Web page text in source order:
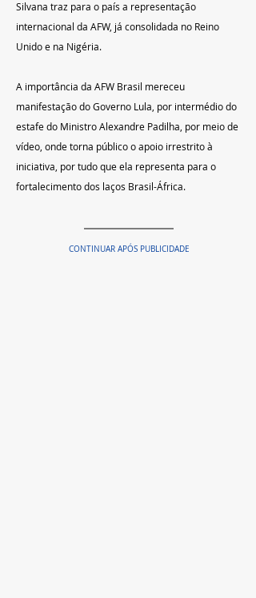
Silvana traz para o país a representação
internacional da AFW, já consolidada no Reino
Unido e na Nigéria.
A importância da AFW Brasil mereceu
manifestação do Governo Lula, por intermédio do
estafe do Ministro Alexandre Padilha, por meio de
vídeo, onde torna público o apoio irrestrito à
iniciativa, por tudo que ela representa para o
fortalecimento dos laços Brasil-África.
CONTINUAR APÓS PUBLICIDADE